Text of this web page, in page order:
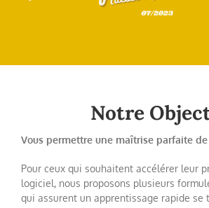
Notre
Vous permettre une maîtrise parfaite de
Pour ceux qui souhaitent accélérer leur
logiciel, nous proposons plusieurs
qui assurent un apprentissage rapide se